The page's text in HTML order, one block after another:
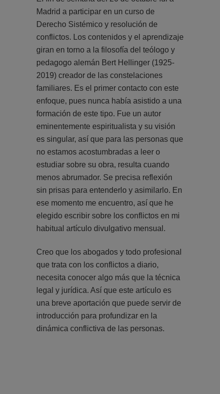
Madrid a participar en un curso de
Derecho Sistémico y resolución de
conflictos. Los contenidos y el aprendizaje
giran en torno a la filosofía del teólogo y
pedagogo alemán Bert Hellinger (1925-
2019) creador de las constelaciones
familiares. Es el primer contacto con este
enfoque, pues nunca había asistido a una
formación de este tipo. Fue un autor
eminentemente espiritualista y su visión
es singular, así que para las personas que
no estamos acostumbradas a leer o
estudiar sobre su obra, resulta cuando
menos abrumador. Se precisa reflexión
sin prisas para entenderlo y asimilarlo. En
ese momento me encuentro, así que he
elegido escribir sobre los conflictos en mi
habitual artículo divulgativo mensual.
Creo que los abogados y todo profesional
que trata con los conflictos a diario,
necesita conocer algo más que la técnica
legal y jurídica. Así que este artículo es
una breve aportación que puede servir de
introducción para profundizar en la
dinámica conflictiva de las personas.